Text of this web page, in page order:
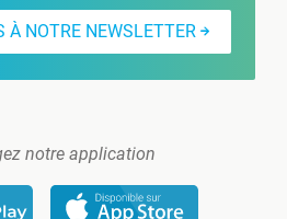
À NOTRE NEWSLETTER
notre application